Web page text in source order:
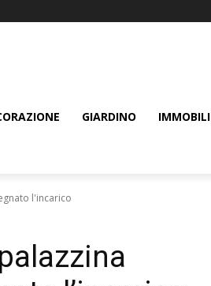
GIARDINO IMMOBILI
l'incarico